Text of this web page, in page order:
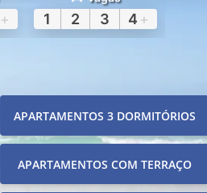
+ 1 2 3 4 +
APARTAMENTOS 3 DORMITÓRIOS
APARTAMENTOS COM TERRAÇO